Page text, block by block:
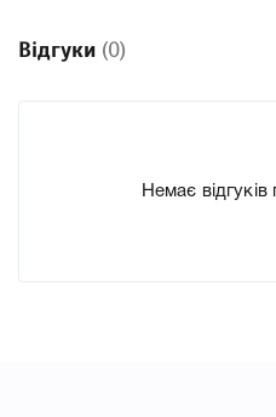
До Картридж OKI 09004078
характеристики, список
Відгуки (0)
Немає